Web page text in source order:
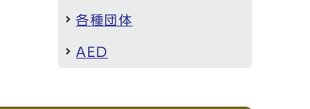
各種団体
AED